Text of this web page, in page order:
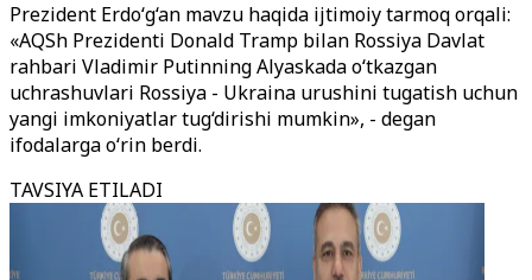
Prezident Erdo‘g‘an mavzu haqida ijtimoiy tarmoq orqali:
«AQSh Prezidenti Donald Tramp bilan Rossiya Davlat
rahbari Vladimir Putinning Alyaskada o‘tkazgan
uchrashuvlari Rossiya - Ukraina urushini tugatish uchun
yangi imkoniyatlar tug‘dirishi mumkin», - degan
ifodalarga o‘rin berdi.
TAVSIYA ETILADI